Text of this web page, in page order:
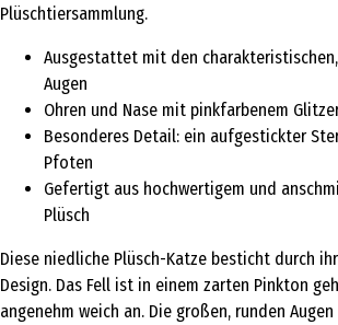
Plüschtiersammlung.
Ausgestattet mit den
Augen
Ohren und Nase mit pinkfarbenem
Besonderes Detail: ein aufgestickter
Pfoten
Gefertigt aus hochwertigem und
Plüsch
Diese niedliche Plüsch-Katze besticht durch
Design. Das Fell ist in einem zarten Pinkton
angenehm weich an. Die großen, runden